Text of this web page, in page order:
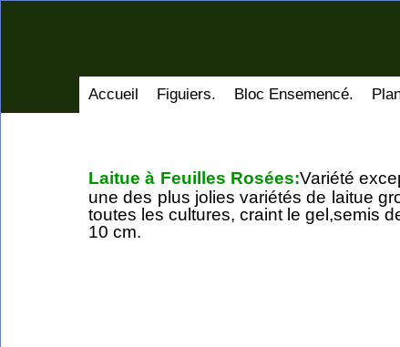
Accueil Figuiers. Bloc Ensemencé.
Laitue à Feuilles Rosées:Variété
une des plus jolies variétés de laitue
toutes les cultures, craint le gel,semis
10 cm.